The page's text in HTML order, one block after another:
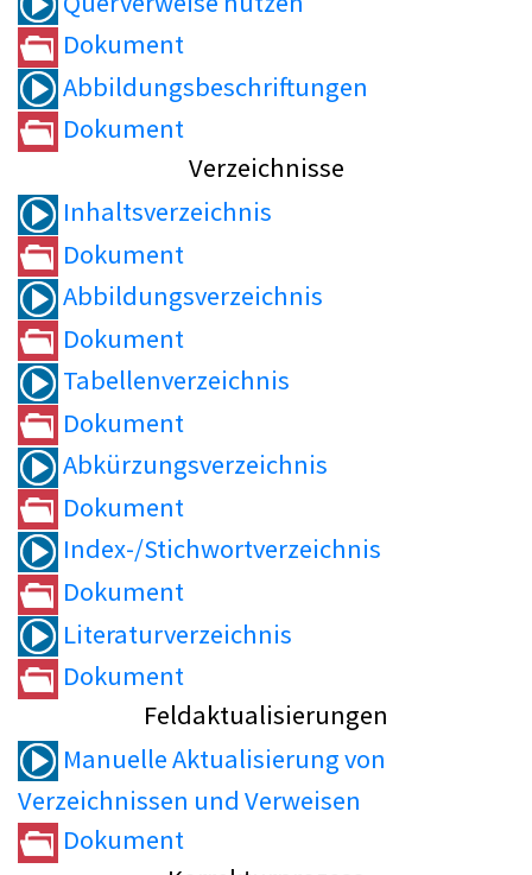
Dokument
Abbildungsbeschriftungen
Dokument
Verzeichnisse
Inhaltsverzeichnis
Dokument
Abbildungsverzeichnis
Dokument
Tabellenverzeichnis
Dokument
Abkürzungsverzeichnis
Dokument
Index-/Stichwortverzeichnis
Dokument
Literaturverzeichnis
Dokument
Feldaktualisierungen
Manuelle Aktualisierung von
Verzeichnissen und Verweisen
Dokument